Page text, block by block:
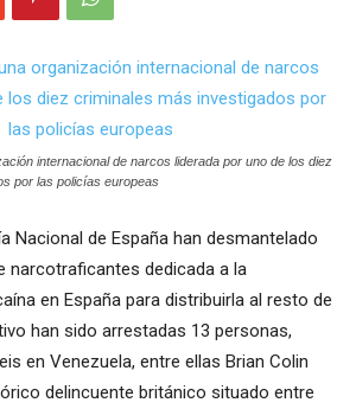
internacional de narcos liderada por uno de los diez
por las policías europeas
Nacional de España han desmantelado
narcotraficantes dedicada a la
en España para distribuirla al resto de
han sido arrestadas 13 personas,
en Venezuela, entre ellas Brian Colin
delincuente británico situado entre